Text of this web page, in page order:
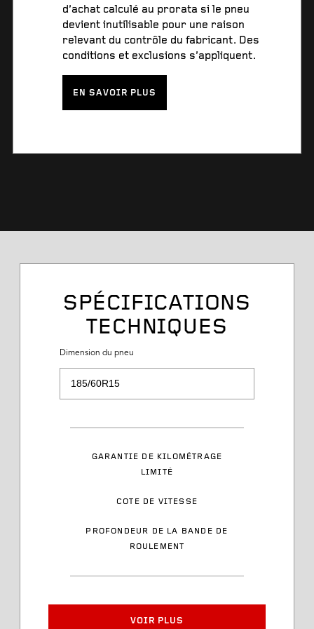
d’achat calculé au prorata si le pneu
devient inutilisable pour une raison
relevant du contrôle du fabricant. Des
conditions et exclusions s’appliquent.
EN SAVOIR PLUS
SPÉCIFICATIONS
TECHNIQUES
Dimension du pneu
GARANTIE DE KILOMÉTRAGE
LIMITÉ
COTE DE VITESSE
PROFONDEUR DE LA BANDE DE
ROULEMENT
Dimension du pneu
VOIR PLUS